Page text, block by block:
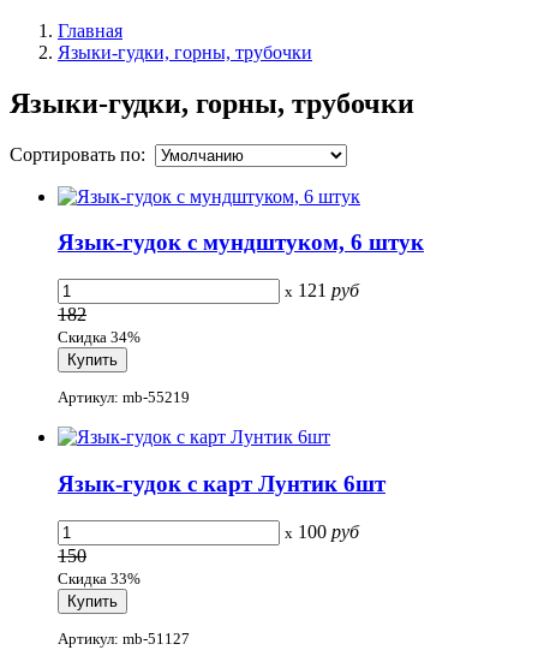
Главная
Языки-гудки, горны, трубочки
Языки-гудки, горны, трубочки
Сортировать по:
Язык-гудок с мундштуком, 6 штук
x 121 руб
182
Скидка 34%
Артикул: mb-55219
Язык-гудок с карт Лунтик 6шт
x 100 руб
150
Скидка 33%
Артикул: mb-51127